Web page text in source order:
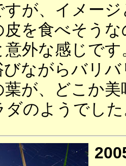
が、イメージ
皮を食べそうな
外な感じです
ながらバリバ
葉が、どこか美
ダのようでし